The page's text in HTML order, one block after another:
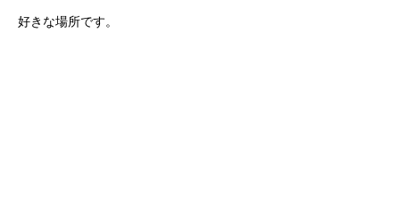
好きな場所です。